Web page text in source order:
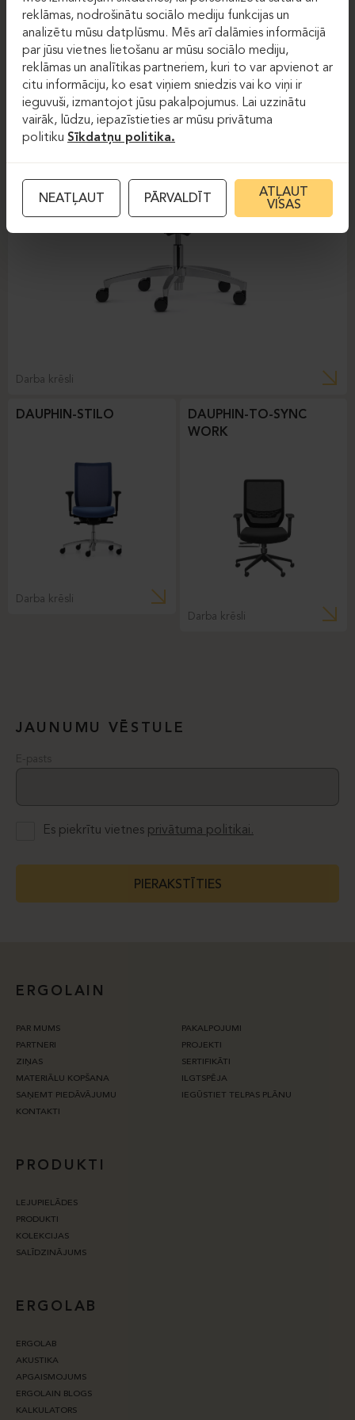
DAUPHIN-SHAPE MESH
Darba krēsli
DAUPHIN-STILO
Darba krēsli
DAUPHIN-TO-SYNC
WORK
Darba krēsli
JAUNUMU VĒSTULE
E-pasts
Es piekrītu vietnes privātuma politikai.
PIERAKSTĪTIES
ERGOLAIN
PAR MUMS
PAKALPOJUMI
PARTNERI
PROJEKTI
ZIŅAS
SERTIFIKĀTI
MATERIĀLU KOPŠANA
ILGTSPĒJA
SAŅEMT PIEDĀVĀJUMU
IEGŪSTIET TELPAS PLĀNU
KONTAKTI
PRODUKTI
LEJUPIELĀDES
PRODUKTI
KOLEKCIJAS
SALĪDZINĀJUMS
ERGOLAB
ERGOLAB
AKUSTIKA
APGAISMOJUMS
ERGOLAIN BLOGS
KALKULATORS
reklāmas, nodrošinātu sociālo mediju funkcijas un
analizētu mūsu datplūsmu. Mēs arī dalāmies informācijā
par jūsu vietnes lietošanu ar mūsu sociālo mediju,
reklāmas un analītikas partneriem, kuri to var apvienot ar
citu informāciju, ko esat viņiem sniedzis vai ko viņi ir
ieguvuši, izmantojot jūsu pakalpojumus. Lai uzzinātu
vairāk, lūdzu, iepazīstieties ar mūsu privātuma
politiku Sīkdatņu politika.
NEATĻAUT PĀRVALDĪT
ATĻAUT
VISAS